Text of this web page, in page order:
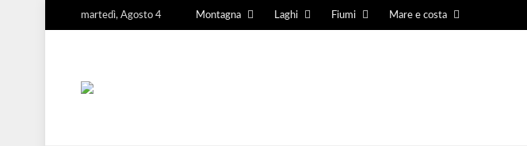
martedì, Agosto 4 Montagna Laghi Fiumi Mare e costa